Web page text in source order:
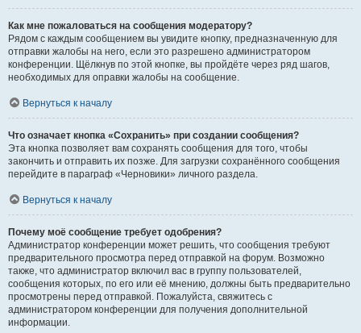
Как мне пожаловаться на сообщения модератору?
Рядом с каждым сообщением вы увидите кнопку, предназначенную для
отправки жалобы на него, если это разрешено администратором
конференции. Щёлкнув по этой кнопке, вы пройдёте через ряд шагов,
необходимых для оправки жалобы на сообщение.
Вернуться к началу
Что означает кнопка «Сохранить» при создании сообщения?
Эта кнопка позволяет вам сохранять сообщения для того, чтобы
закончить и отправить их позже. Для загрузки сохранённого сообщения
перейдите в параграф «Черновики» личного раздела.
Вернуться к началу
Почему моё сообщение требует одобрения?
Администратор конференции может решить, что сообщения требуют
предварительного просмотра перед отправкой на форум. Возможно
также, что администратор включил вас в группу пользователей,
сообщения которых, по его или её мнению, должны быть предварительно
просмотрены перед отправкой. Пожалуйста, свяжитесь с
администратором конференции для получения дополнительной
информации.